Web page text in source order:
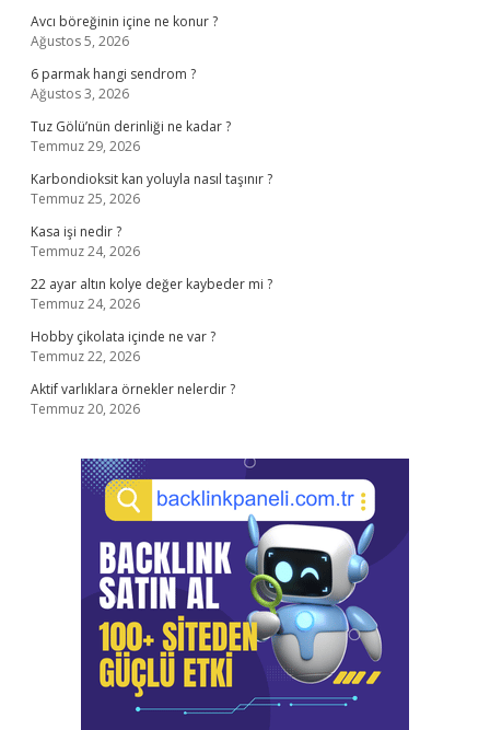
Avcı böreğinin içine ne konur ?
Ağustos 5, 2026
6 parmak hangi sendrom ?
Ağustos 3, 2026
Tuz Gölü’nün derinliği ne kadar ?
Temmuz 29, 2026
Karbondioksit kan yoluyla nasıl taşınır ?
Temmuz 25, 2026
Kasa işi nedir ?
Temmuz 24, 2026
22 ayar altın kolye değer kaybeder mi ?
Temmuz 24, 2026
Hobby çikolata içinde ne var ?
Temmuz 22, 2026
Aktif varlıklara örnekler nelerdir ?
Temmuz 20, 2026